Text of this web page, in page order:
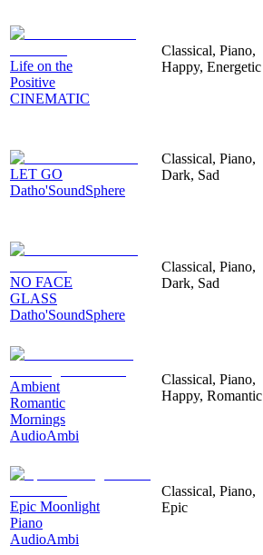
Life on the
Positive
CINEMATIC
Classical, Piano,
Happy, Energetic
LET GO
Datho'SoundSphere
Classical, Piano,
Dark, Sad
NO FACE
GLASS
Datho'SoundSphere
Classical, Piano,
Dark, Sad
Ambient
Romantic
Mornings
AudioAmbi
Classical, Piano,
Happy, Romantic
Epic Moonlight
Piano
AudioAmbi
Classical, Piano,
Epic